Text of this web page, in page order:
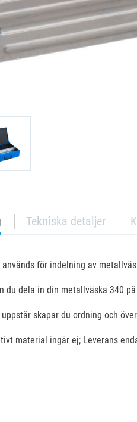
Tekniska detaljer
för indelning av
du dela in din metallväska 340
skapar du ordning och
material ingår ej; Leverans